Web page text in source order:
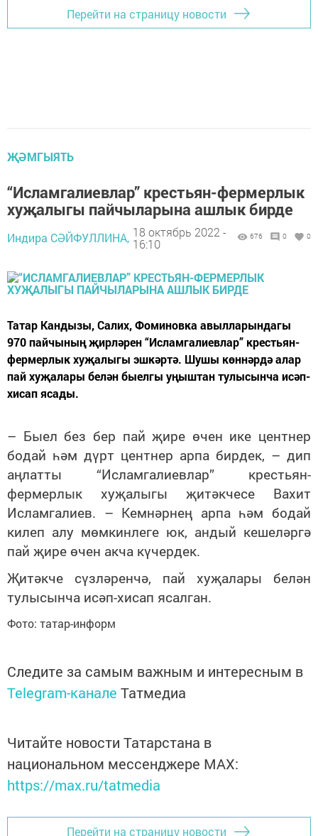
Перейти на страницу новости
ҖӘМГЫЯТЬ
“Исламгалиевлар” крестьян-фермерлык
хуҗалыгы пайчыларына ашлык бирде
Индира СӘЙФУЛЛИНА, 18 октябрь 2022 -
16:10
676 0 0
Татар Кандызы, Салих, Фоминовка авылларындагы
970 пайчының җирләрен “Исламгалиевлар” крестьян-
фермерлык хуҗалыгы эшкәртә. Шушы көннәрдә алар
пай хуҗалары белән быелгы уңыштан тулысынча исәп-
хисап ясады.
– Быел без бер пай җире өчен ике центнер
бодай һәм дүрт центнер арпа бирдек, – дип
аңлатты “Исламгалиевлар” крестьян-
фермерлык хуҗалыгы җитәкчесе Вахит
Исламгалиев. – Кемнәрнең арпа һәм бодай
килеп алу мөмкинлеге юк, андый кешеләргә
пай җире өчен акча күчердек.
Җитәкче сүзләренчә, пай хуҗалары белән
тулысынча исәп-хисап ясалган.
Фото: татар-информ
Следите за самым важным и интересным в
Telegram-канале Татмедиа
Читайте новости Татарстана в
национальном мессенджере MАХ:
https://max.ru/tatmedia
Перейти на страницу новости